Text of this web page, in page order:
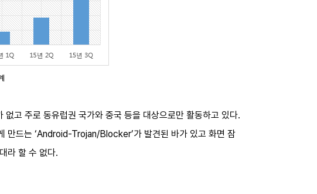
고 주로 동유럽권 국가와 중국 등을 대상으로만 활동하고 있다.
만드는 ‘Android-Trojan/Blocker’가 발견된 바가 있고 화면 잠
라 할 수 없다.